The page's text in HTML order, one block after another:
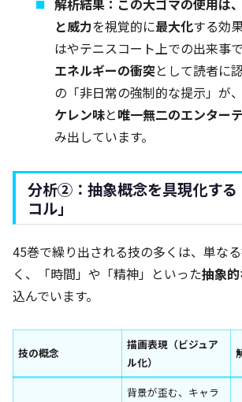
解析結果：この大ゴマの使用は
と威力を視覚的に最大化する効
はやテニスコート上での出来事で
エネルギーの衝突として読者に
の「非日常の強制的な提示」が
ケレン味と唯一無二のエンター
み出しています。
分析②：抽象概念を具現化する
コル」
45巻で繰り出される技の多くは、単な
く、「時間」や「精神」といった抽象
込んでいます。
技の概念
描画表現（ビジュア
ル化）
背景が歪む、キャラ